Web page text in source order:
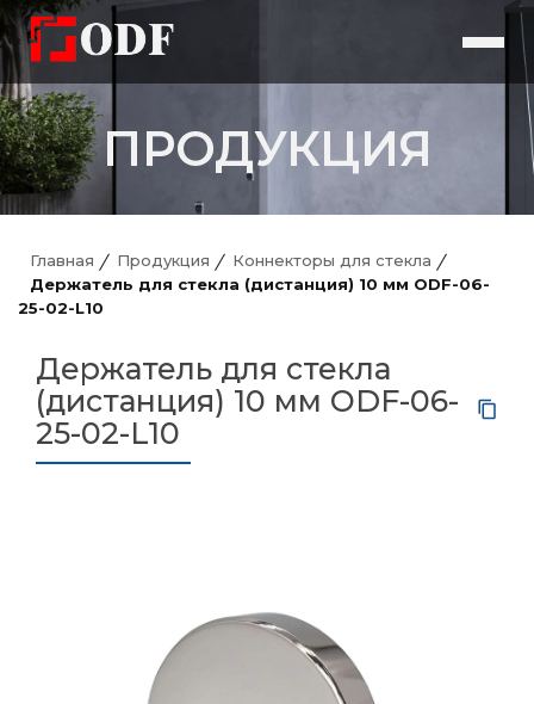
ПРОДУКЦИЯ
Главная Продукция
Коннекторы для стекла
Держатель для стекла (дистанция) 10 мм ODF-06-
25-02-L10
Держатель для стекла
(дистанция) 10 мм ODF-06-
25-02-L10